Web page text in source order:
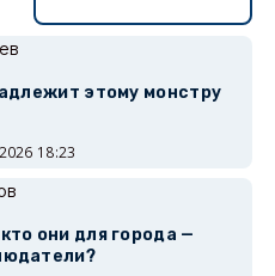
этому монстру
18:23
они для города —